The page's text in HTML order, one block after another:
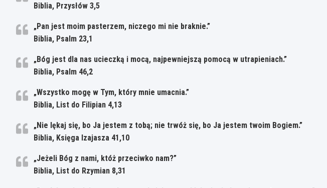
Biblia, Przysłów 3,5
„Pan jest moim pasterzem, niczego mi nie braknie.”
Biblia, Psalm 23,1
„Bóg jest dla nas ucieczką i mocą, najpewniejszą pomocą w utrapieniach.”
Biblia, Psalm 46,2
„Wszystko mogę w Tym, który mnie umacnia.”
Biblia, List do Filipian 4,13
„Nie lękaj się, bo Ja jestem z tobą; nie trwóż się, bo Ja jestem twoim Bogiem.”
Biblia, Księga Izajasza 41,10
„Jeżeli Bóg z nami, któż przeciwko nam?”
Biblia, List do Rzymian 8,31